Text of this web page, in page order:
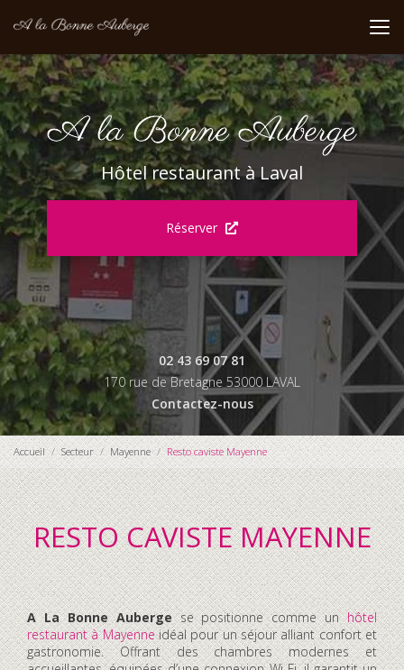
au
principal
Hôtel restaurant à Laval
Réserver
02 43 69 07 81
170 rue de Bretagne 53000 LAVAL
Contactez-nous
Accueil Secteur Mayenne Resto caviste Mayenne
RESTO CAVISTE MAYENNE
A La Bonne Aubergese positionne comme unhôtel
restaurant à Mayenneidéal pour un séjour alliant confort et
gastronomie. Offrant des chambres modernes et